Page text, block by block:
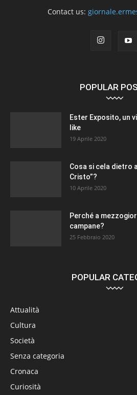
Contact us:
POPULAR
Ester Exposito, un
like
19 Aprile 2020
Cosa si cela dietro
Cristo”?
10 Aprile 2020
Perché a
campane?
25 Febbraio 2020
POPULAR
Attualità
Cultura
Società
Senza categoria
Cronaca
Curiosità